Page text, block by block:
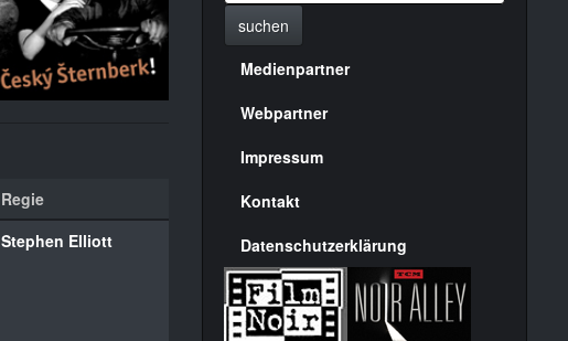
Regie
Stephen Elliott
suchen
Menülinks
rechte
Seite
Medienpartner
Webpartner
Impressum
Kontakt
Datenschutzerklärung